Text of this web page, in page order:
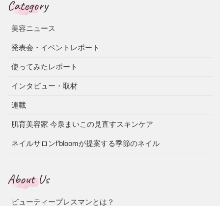
Category
美容ニュース
発表会・イベントレポート
使ってみたレポート
インタビュー・取材
連載
肌育美容家 今泉まいこの見直すスキンケア
ネイルサロンf’bloomが提案する季節のネイル
About Us
ビューティープレスマンとは？